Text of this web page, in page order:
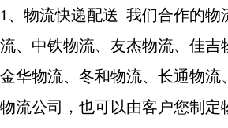
1、物流快递配送 我们合作的物
流、中铁物流、友杰物流、佳吉
金华物流、冬和物流、长通物流
物流公司，也可以由客户您制定